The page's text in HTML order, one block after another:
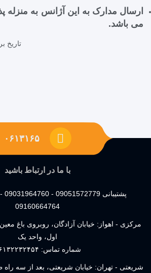
ارسال مدارک به این آژانس به
می باشد.
تاریخ
۰۶۱۳۱۶۵
با ما در ارتباط باشید
09160664764
مرکزی - اهواز: خیابان آزادگان، روبروی باغ
اول، واحد یک
شماره تماس:
شریعتی - تهران: خیابان شریعتی، بعد از سه